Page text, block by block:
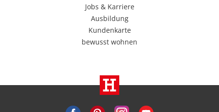
Jobs & Karriere
Ausbildung
Kundenkarte
bewusst wohnen